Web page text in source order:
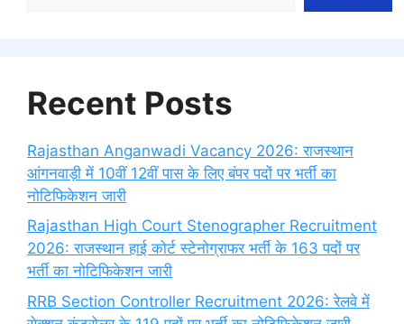
Recent Posts
Rajasthan Anganwadi Vacancy 2026: राजस्थान
आंगनवाड़ी में 10वीं 12वीं पास के लिए बंपर पदों पर भर्ती का
नोटिफिकेशन जारी
Rajasthan High Court Stenographer Recruitment
2026: राजस्थान हाई कोर्ट स्टेनोग्राफर भर्ती के 163 पदों पर
भर्ती का नोटिफिकेशन जारी
RRB Section Controller Recruitment 2026: रेलवे में